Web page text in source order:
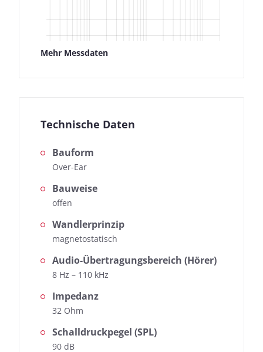
Mehr Messdaten
Technische Daten
Bauform
Over-Ear
Bauweise
offen
Wandlerprinzip
magnetostatisch
Audio-Übertragungsbereich (Hörer)
8 Hz – 110 kHz
Impedanz
32 Ohm
Schalldruckpegel (SPL)
90 dB